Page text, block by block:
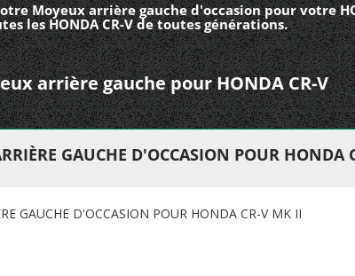
Moyeux arrière gauche d'occasion pour votre
les HONDA CR-V de toutes générations.
arrière gauche pour HONDA CR-V
GAUCHE D'OCCASION POUR HONDA
GAUCHE D'OCCASION POUR HONDA CR-V MK II